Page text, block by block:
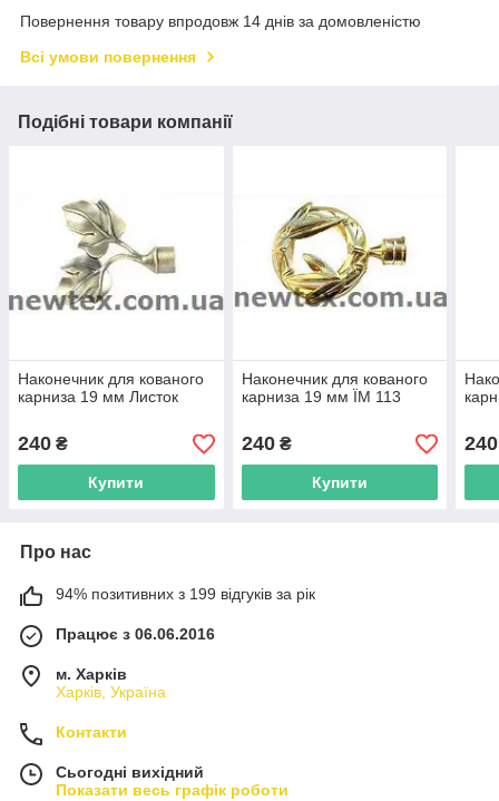
Повернення товару впродовж 14 днів за домовленістю
Всі умови повернення
Подібні товари компанії
Наконечник для кованого
карниза 19 мм Листок
240 ₴
Купити
Наконечник для кованого
карниза 19 мм ЇМ 113
240₴
Купити
240
Про нас
94% позитивних з 199 відгуків за рік
Працює з 06.06.2016
м. Харків
Харків, Україна
Контакти
Сьогодні вихідний
Показати весь графік роботи